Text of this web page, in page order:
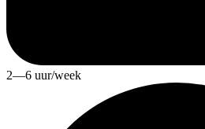
2—6 uur/week